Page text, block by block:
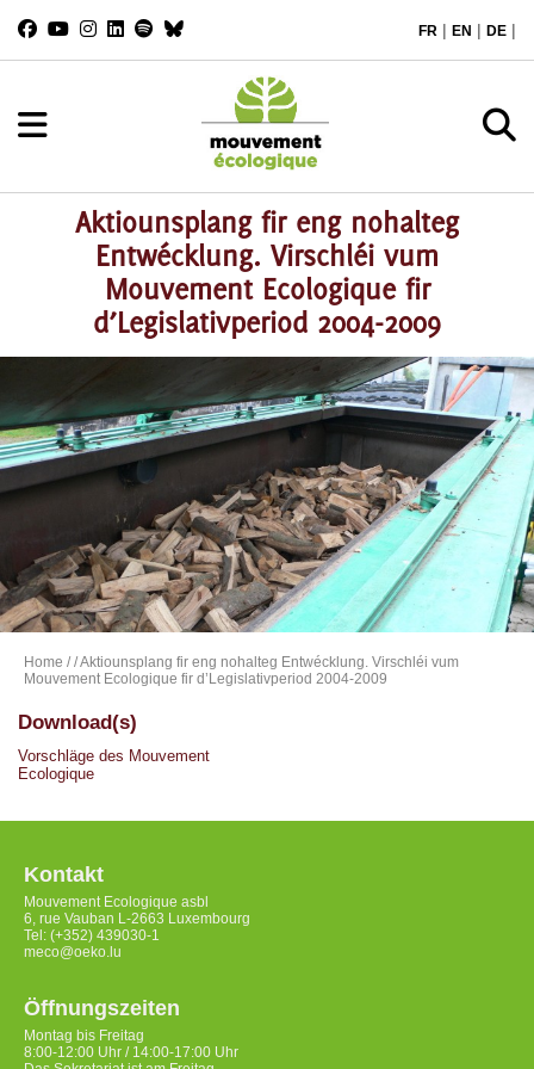
FR | EN | DE |
Aktiounsplang fir eng nohalteg
Entwécklung. Virschléi vum
Mouvement Ecologique fir
d’Legislativperiod 2004-2009
Home // Aktiounsplang fir eng nohalteg Entwécklung. Virschléi vum
Mouvement Ecologique fir d’Legislativperiod 2004-2009
Download(s)
Vorschläge des Mouvement
Ecologique
Kontakt
Mouvement Ecologique asbl
6, rue Vauban L-2663 Luxembourg
Tel: (+352) 439030-1
meco@oeko.lu
Öffnungszeiten
Montag bis Freitag
8:00-12:00 Uhr / 14:00-17:00 Uhr